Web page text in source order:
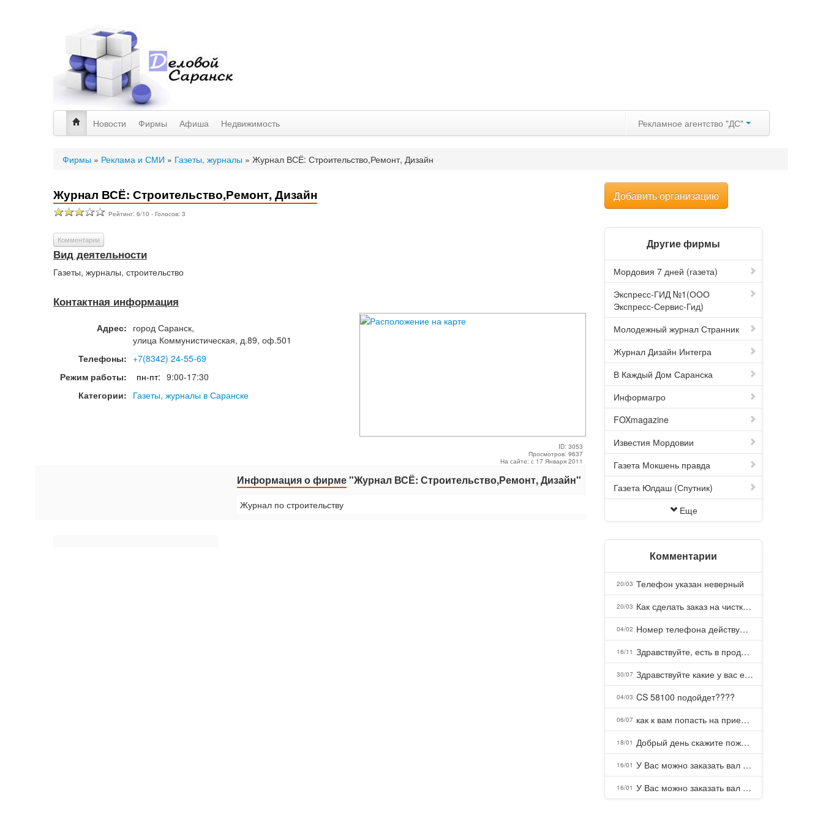
Новости Фирмы Афиша Недвижимость Рекламное агентство "ДС"
Фирмы » Реклама и СМИ » Газеты, журналы » Журнал ВСЁ: Строительство,Ремонт, Дизайн
Журнал ВСЁ: Строительство,Ремонт, Дизайн
Рейтинг: 6/10 - Голосов: 3
Комментарии
Вид деятельности
Газеты, журналы, строительство
Контактная информация
Адрес: город Саранск,
улица Коммунистическая, д.89, оф.501
Телефоны: +7(8342) 24-55-69
Режим работы:
пн-пт: 9:00-17:30
Категории: Газеты, журналы в Саранске
ID: 3053
Просмотров: 9637
На сайте: с 17 Января 2011
Информация о фирме"Журнал ВСЁ: Строительство,Ремонт, Дизайн"
Журнал по строительству
Добавить организацию
Другие фирмы
Мордовия 7 дней (газета)
Экспресс-ГИД №1(ООО
Экспресс-Сервис-Гид)
Молодежный журнал Странник
Журнал Дизайн Интегра
В Каждый Дом Саранска
Информагро
FOXmagazine
Известия Мордовии
Газета Мокшень правда
Газета Юлдаш (Спутник)
Еще
Комментарии
20/03 Телефон указан неверный
20/03 Как сделать заказ на чистку пуховых подушек?
04/02 Номер телефона действующий можно узнать почему номер неправельный
16/11 Здравствуйте, есть в продаже? Есть доставка до Казани?
30/07 Здравствуйте какие у вас есть курсы и какая цена, ?
04/03 CS 58100 подойдет????
06/07 как к вам попасть на прием? Или дозвониться, трубку не берете.
18/01 Добрый день скажите пожалуйста как можно с вами связаться . Телефон не отвечает .Заказала кухню в тц Хороший есть претензии а менеджер контактов не дает .Что делать?
16/01 У Вас можно заказать вал шлицевой от косилки заря для мтз, который соединяет мотоблок с косилкой.?
16/01 У Вас можно заказать вал шлицевой от косилки заря для мтз, который соединяет мотоблок с косилкой.?